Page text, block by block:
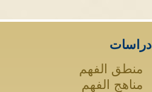
دراسات
منطق الفهم
مناهج الفهم